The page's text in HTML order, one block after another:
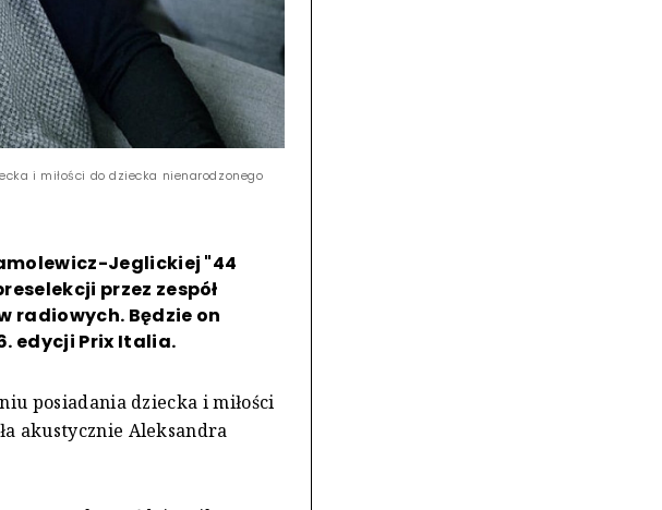
i miłości do dziecka nienarodzonego
Jeglickiej "44
przez zespół
radiowych. Będzie on
edycji Prix Italia.
posiadania dziecka i miłości
akustycznie Aleksandra